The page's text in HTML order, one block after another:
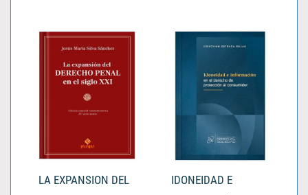
LA EXPANSION DEL
IDONEIDAD E